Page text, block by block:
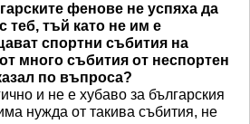
фенове не успяха да
теб, тъй като не им е
спортни събития на
много събития от неспортен
по въпроса?
и не е хубаво за българския
нужда от такива събития, не